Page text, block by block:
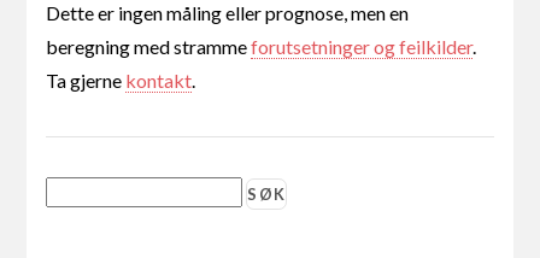
Dette er ingen måling eller prognose, men en
beregning med strammeforutsetninger og feilkilder.
Ta gjerne kontakt.